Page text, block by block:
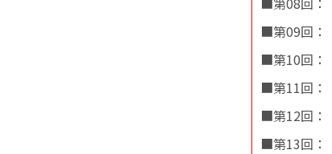
■第09回：
■第10回：
■第11回：
■第12回：
■第13回：